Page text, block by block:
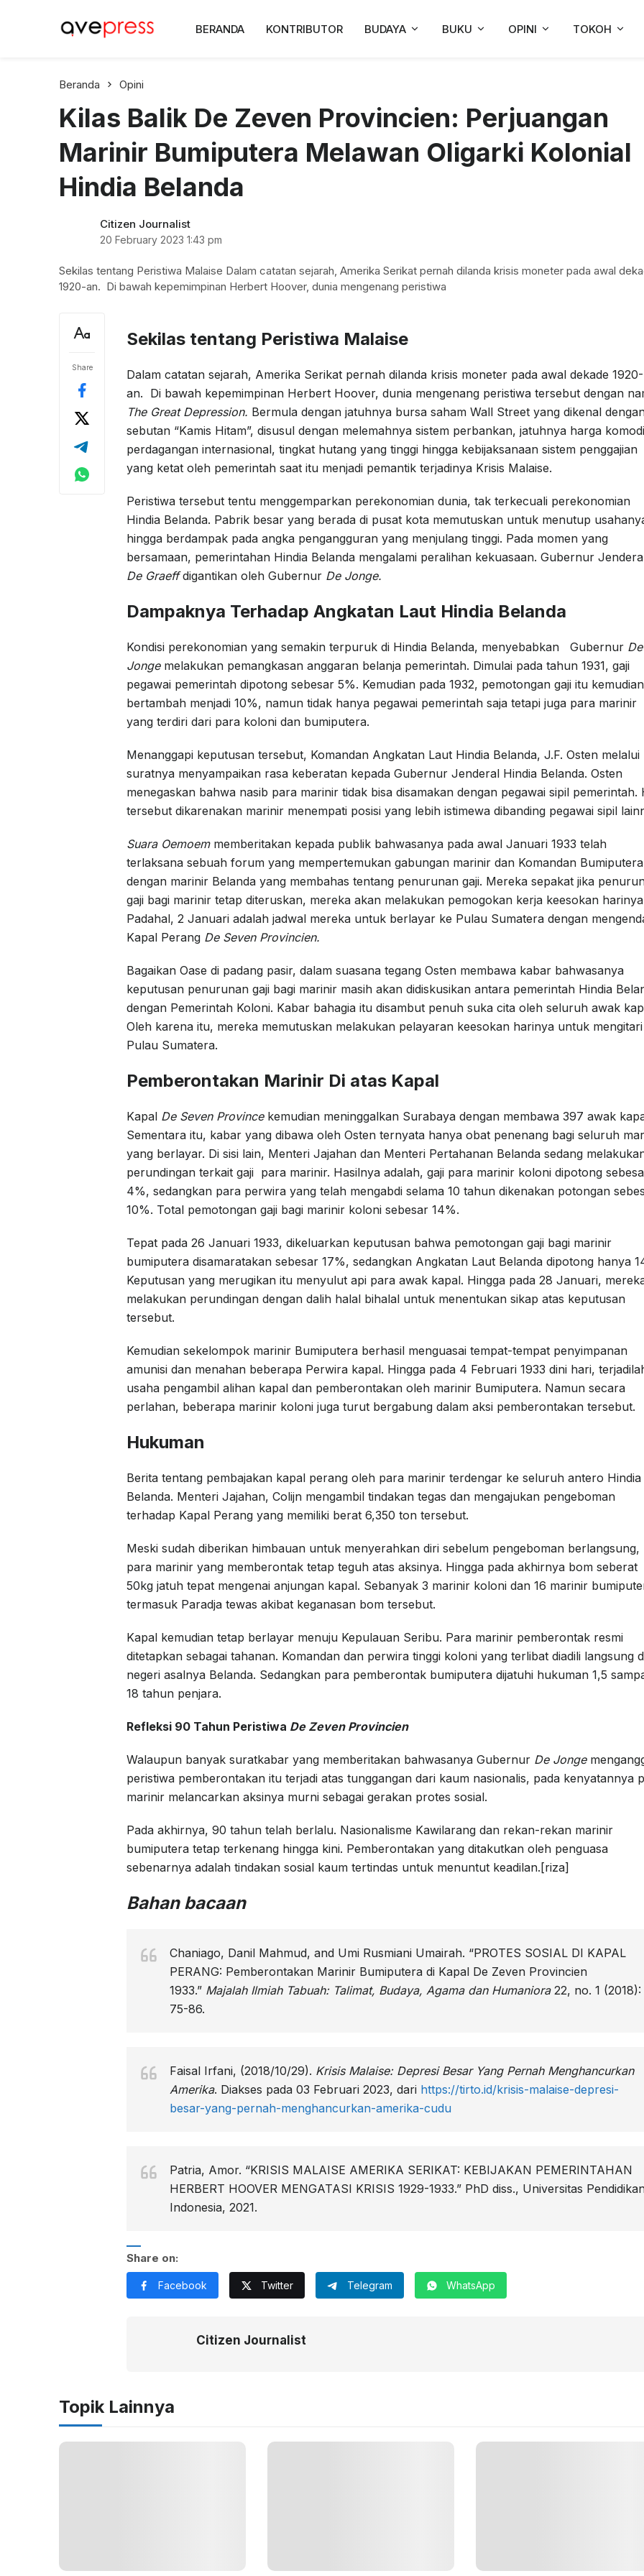
AvePress.com
Belajar dari Komentar
BERANDA KONTRIBUTOR BUDAYA BUKU OPINI TOKOH
Beranda Opini
Kilas Balik De Zeven Provincien: Perjuangan
Marinir Bumiputera Melawan Oligarki Kolonial
Hindia Belanda
Citizen Journalist
20 February 2023 1:43 pm
Sekilas tentang Peristiwa Malaise Dalam catatan sejarah, Amerika Serikat pernah dilanda krisis moneter pada awal
1920-an. Di bawah kepemimpinan Herbert Hoover, dunia mengenang peristiwa
Share
Sekilas tentang Peristiwa Malaise
Dalam catatan sejarah, Amerika Serikat pernah dilanda krisis moneter pada awal dekade 1920-
an. Di bawah kepemimpinan Herbert Hoover, dunia mengenang peristiwa tersebut dengan
The Great Depression. Bermula dengan jatuhnya bursa saham Wall Street yang dikenal
sebutan “Kamis Hitam”, disusul dengan melemahnya sistem perbankan, jatuhnya harga
perdagangan internasional, tingkat hutang yang tinggi hingga kebijaksanaan sistem penggajian
yang ketat oleh pemerintah saat itu menjadi pemantik terjadinya Krisis Malaise.
Peristiwa tersebut tentu menggemparkan perekonomian dunia, tak terkecuali perekonomian
Hindia Belanda. Pabrik besar yang berada di pusat kota memutuskan untuk menutup
hingga berdampak pada angka pengangguran yang menjulang tinggi. Pada momen yang
bersamaan, pemerintahan Hindia Belanda mengalami peralihan kekuasaan. Gubernur
De Graeffdigantikan oleh Gubernur De Jonge.
Dampaknya Terhadap Angkatan Laut Hindia Belanda
Kondisi perekonomian yang semakin terpuruk di Hindia Belanda, menyebabkan Gubernur De
Jongemelakukan pemangkasan anggaran belanja pemerintah. Dimulai pada tahun 1931, gaji
pegawai pemerintah dipotong sebesar 5%. Kemudian pada 1932, pemotongan gaji itu kemudian
bertambah menjadi 10%, namun tidak hanya pegawai pemerintah saja tetapi juga para marinir
yang terdiri dari para koloni dan bumiputera.
Menanggapi keputusan tersebut, Komandan Angkatan Laut Hindia Belanda, J.F. Osten melalui
suratnya menyampaikan rasa keberatan kepada Gubernur Jenderal Hindia Belanda. Osten
menegaskan bahwa nasib para marinir tidak bisa disamakan dengan pegawai sipil pemerintah.
tersebut dikarenakan marinir menempati posisi yang lebih istimewa dibanding pegawai sipil
Suara Oemoemmemberitakan kepada publik bahwasanya pada awal Januari 1933 telah
terlaksana sebuah forum yang mempertemukan gabungan marinir dan Komandan Bumiputera
dengan marinir Belanda yang membahas tentang penurunan gaji. Mereka sepakat jika
gaji bagi marinir tetap diteruskan, mereka akan melakukan pemogokan kerja keesokan
Padahal, 2 Januari adalah jadwal mereka untuk berlayar ke Pulau Sumatera dengan
Kapal Perang De Seven Provincien.
Bagaikan Oase di padang pasir, dalam suasana tegang Osten membawa kabar bahwasanya
keputusan penurunan gaji bagi marinir masih akan didiskusikan antara pemerintah Hindia
dengan Pemerintah Koloni. Kabar bahagia itu disambut penuh suka cita oleh seluruh awak
Oleh karena itu, mereka memutuskan melakukan pelayaran keesokan harinya untuk mengitari
Pulau Sumatera.
Pemberontakan Marinir Di atas Kapal
Kapal De Seven Province kemudian meninggalkan Surabaya dengan membawa 397 awak
Sementara itu, kabar yang dibawa oleh Osten ternyata hanya obat penenang bagi seluruh
yang berlayar. Di sisi lain, Menteri Jajahan dan Menteri Pertahanan Belanda sedang
perundingan terkait gaji para marinir. Hasilnya adalah, gaji para marinir koloni dipotong
4%, sedangkan para perwira yang telah mengabdi selama 10 tahun dikenakan potongan
10%. Total pemotongan gaji bagi marinir koloni sebesar 14%.
Tepat pada 26 Januari 1933, dikeluarkan keputusan bahwa pemotongan gaji bagi marinir
bumiputera disamaratakan sebesar 17%, sedangkan Angkatan Laut Belanda dipotong hanya
Keputusan yang merugikan itu menyulut api para awak kapal. Hingga pada 28 Januari,
melakukan perundingan dengan dalih halal bihalal untuk menentukan sikap atas keputusan
tersebut.
Kemudian sekelompok marinir Bumiputera berhasil menguasai tempat-tempat penyimpanan
amunisi dan menahan beberapa Perwira kapal. Hingga pada 4 Februari 1933 dini hari,
usaha pengambil alihan kapal dan pemberontakan oleh marinir Bumiputera. Namun secara
perlahan, beberapa marinir koloni juga turut bergabung dalam aksi pemberontakan tersebut.
Hukuman
Berita tentang pembajakan kapal perang oleh para marinir terdengar ke seluruh antero Hindia
Belanda. Menteri Jajahan, Colijn mengambil tindakan tegas dan mengajukan pengeboman
terhadap Kapal Perang yang memiliki berat 6,350 ton tersebut.
Meski sudah diberikan himbauan untuk menyerahkan diri sebelum pengeboman berlangsung,
para marinir yang memberontak tetap teguh atas aksinya. Hingga pada akhirnya bom seberat
50kg jatuh tepat mengenai anjungan kapal. Sebanyak 3 marinir koloni dan 16 marinir
termasuk Paradja tewas akibat keganasan bom tersebut.
Kapal kemudian tetap berlayar menuju Kepulauan Seribu. Para marinir pemberontak resmi
ditetapkan sebagai tahanan. Komandan dan perwira tinggi koloni yang terlibat diadili langsung
negeri asalnya Belanda. Sedangkan para pemberontak bumiputera dijatuhi hukuman 1,5
18 tahun penjara.
Refleksi 90 Tahun Peristiwa De Zeven Provincien
Walaupun banyak suratkabar yang memberitakan bahwasanya Gubernur De Jonge
peristiwa pemberontakan itu terjadi atas tunggangan dari kaum nasionalis, pada kenyatannya
marinir melancarkan aksinya murni sebagai gerakan protes sosial.
Pada akhirnya, 90 tahun telah berlalu. Nasionalisme Kawilarang dan rekan-rekan marinir
bumiputera tetap terkenang hingga kini. Pemberontakan yang ditakutkan oleh penguasa
sebenarnya adalah tindakan sosial kaum tertindas untuk menuntut keadilan.[riza]
Bahan bacaan
Chaniago, Danil Mahmud, and Umi Rusmiani Umairah. “PROTES SOSIAL DI KAPAL
PERANG: Pemberontakan Marinir Bumiputera di Kapal De Zeven Provincien
1933.” Majalah Ilmiah Tabuah: Talimat, Budaya, Agama dan Humaniora22, no. 1 (2018):
75-86.
Faisal Irfani, (2018/10/29). Krisis Malaise: Depresi Besar Yang Pernah Menghancurkan
Amerika. Diakses pada 03 Februari 2023, dari https://tirto.id/krisis-malaise-depresi-
besar-yang-pernah-menghancurkan-amerika-cudu
Patria, Amor. “KRISIS MALAISE AMERIKA SERIKAT: KEBIJAKAN PEMERINTAHAN
HERBERT HOOVER MENGATASI KRISIS 1929-1933.” PhD diss., Universitas
Indonesia, 2021.
Share on:
Facebook Twitter Telegram WhatsApp
Citizen Journalist
Topik Lainnya